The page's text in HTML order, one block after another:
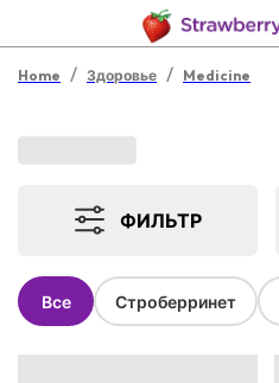
Home / Здоровье / Medicine
ФИЛЬТР
Все Строберринет